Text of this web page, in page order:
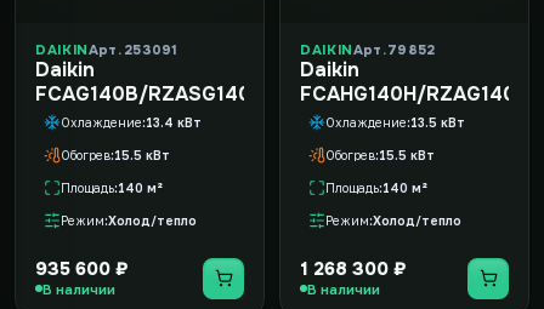
DAIKINАрт. 253091
Daikin
FCAG140B/RZASG140MY1/-40
Охлаждение 13.4 кВт
Обогрев 15.5 кВт
Площадь 140 м²
Режим Холод/тепло
935 600 ₽
В наличии
DAIKINАрт. 79852
Daikin
FCAHG140H/
Охлаждение 13.5 кВт
Обогрев 15.5 кВт
Площадь 140 м²
Режим Холод/тепло
1 268 300 ₽
В наличии